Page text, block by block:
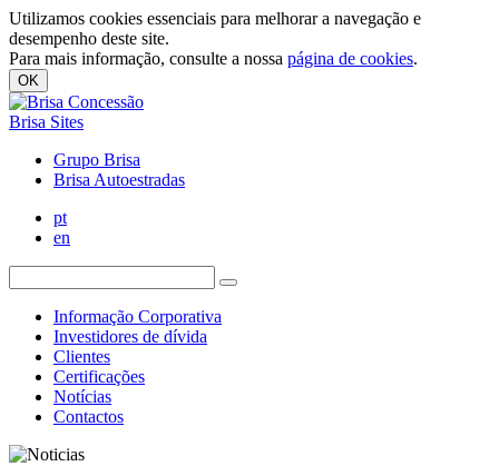
Utilizamos cookies essenciais para melhorar a navegação e
desempenho deste site.
Para mais informação, consulte a nossa página de cookies.
OK
Brisa Sites
Grupo Brisa
Brisa Autoestradas
pt
en
Informação Corporativa
Investidores de dívida
Clientes
Certificações
Notícias
Contactos